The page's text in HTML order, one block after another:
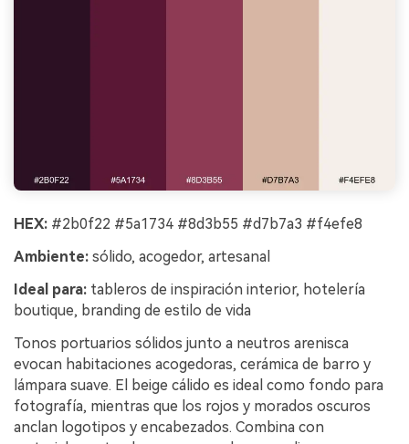
HEX: #2b0f22 #5a1734 #8d3b55 #d7b7a3 #f4efe8
Ambiente: sólido, acogedor, artesanal
Ideal para: tableros de inspiración interior, hotelería
boutique, branding de estilo de vida
Tonos portuarios sólidos junto a neutros arenisca
evocan habitaciones acogedoras, cerámica de barro y
lámpara suave. El beige cálido es ideal como fondo para
fotografía, mientras que los rojos y morados oscuros
anclan logotipos y encabezados. Combina con